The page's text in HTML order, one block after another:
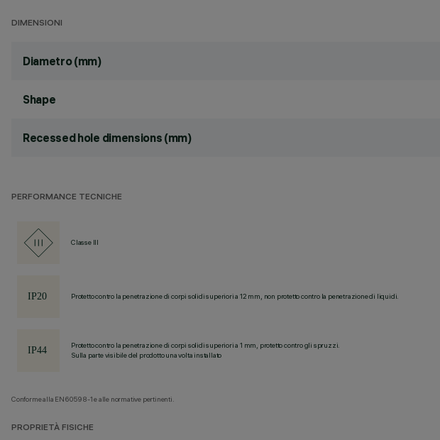
DIMENSIONI
Diametro (mm)
Shape
Recessed hole dimensions (mm)
PERFORMANCE TECNICHE
Classe III
Protetto contro la penetrazione di corpi solidi superiori a 12 mm, non protetto contro la penetrazione di liquidi.
Protetto contro la penetrazione di corpi solidi superiori a 1 mm, protetto contro gli spruzzi.
Sulla parte visibile del prodotto una volta installato
Conforme alla EN60598-1 e alle normative pertinenti.
PROPRIETÀ FISICHE